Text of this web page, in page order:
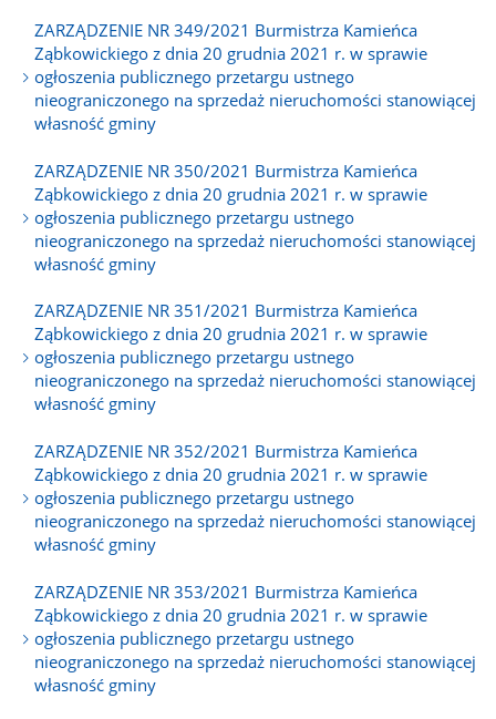
ZARZĄDZENIE NR 349/2021 Burmistrza Kamieńca
Ząbkowickiego z dnia 20 grudnia 2021 r. w sprawie
ogłoszenia publicznego przetargu ustnego
nieograniczonego na sprzedaż nieruchomości stanowiącej
własność gminy
ZARZĄDZENIE NR 350/2021 Burmistrza Kamieńca
Ząbkowickiego z dnia 20 grudnia 2021 r. w sprawie
ogłoszenia publicznego przetargu ustnego
nieograniczonego na sprzedaż nieruchomości stanowiącej
własność gminy
ZARZĄDZENIE NR 351/2021 Burmistrza Kamieńca
Ząbkowickiego z dnia 20 grudnia 2021 r. w sprawie
ogłoszenia publicznego przetargu ustnego
nieograniczonego na sprzedaż nieruchomości stanowiącej
własność gminy
ZARZĄDZENIE NR 352/2021 Burmistrza Kamieńca
Ząbkowickiego z dnia 20 grudnia 2021 r. w sprawie
ogłoszenia publicznego przetargu ustnego
nieograniczonego na sprzedaż nieruchomości stanowiącej
własność gminy
ZARZĄDZENIE NR 353/2021 Burmistrza Kamieńca
Ząbkowickiego z dnia 20 grudnia 2021 r. w sprawie
ogłoszenia publicznego przetargu ustnego
nieograniczonego na sprzedaż nieruchomości stanowiącej
własność gminy